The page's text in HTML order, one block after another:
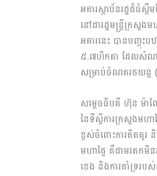
អគារស្ថាប័នរដ្ឋដ៏ធំ
នៅជារដ្ឋមន្ត្រីក្រសួ
អគារនេះ បានបញ្ចុះ
៥.៧ហិកតា ដែលសំណង់
សម្រាប់ចំណតរថយន្ត
សម្តេចធិបតី ហ៊ុន ម៉ាណ
នៃទីស្តីការក្រសួងមហា
ខ្ពស់ចំពោះការគិតគូរ
មហាផ្ទៃ គឺជាមរតក
ខេង និងការគាំទ្ររ